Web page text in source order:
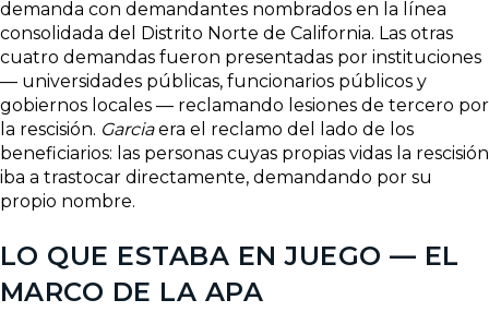
demanda con demandantes nombrados en la línea
consolidada del Distrito Norte de California. Las otras
cuatro demandas fueron presentadas por instituciones
— universidades públicas, funcionarios públicos y
gobiernos locales — reclamando lesiones de tercero por
la rescisión. Garciaera el reclamo del lado de los
beneficiarios: las personas cuyas propias vidas la rescisión
iba a trastocar directamente, demandando por su
propio nombre.
LO QUE ESTABA EN JUEGO — EL
MARCO DE LA APA